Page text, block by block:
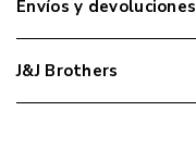
Envíos y devoluciones
J&J Brothers